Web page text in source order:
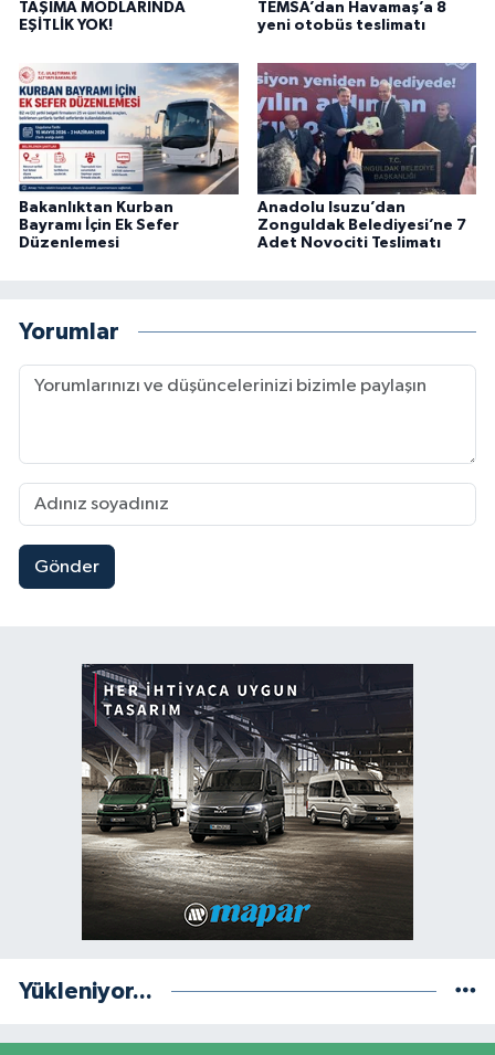
TAŞIMA MODLARINDA
EŞİTLİK YOK!
TEMSA’dan Havamaş’a 8
yeni otobüs teslimatı
Bakanlıktan Kurban
Bayramı İçin Ek Sefer
Düzenlemesi
Anadolu Isuzu’dan
Zonguldak Belediyesi’ne 7
Adet Novociti Teslimatı
Yorumlar
Gönder
Yükleniyor...